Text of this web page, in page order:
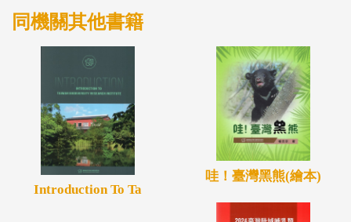
同機關其他書籍
Introduction To Ta
哇！臺灣黑熊(繪本)